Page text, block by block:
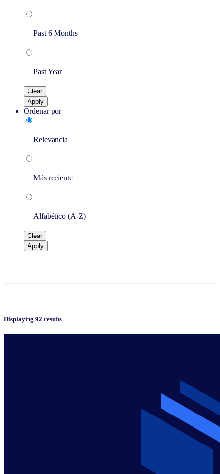
Past 6 Months
Past Year
Clear
Apply
Ordenar por
Relevancia
Más reciente
Alfabético (A-Z)
Clear
Apply
Displaying 92 results